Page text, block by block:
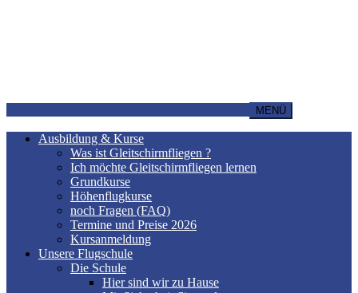
MENÜ
Ausbildung & Kurse
Was ist Gleitschirmfliegen ?
Ich möchte Gleitschirmfliegen lernen
Grundkurse
Höhenflugkurse
noch Fragen (FAQ)
Termine und Preise 2026
Kursanmeldung
Unsere Flugschule
Die Schule
Hier sind wir zu Hause